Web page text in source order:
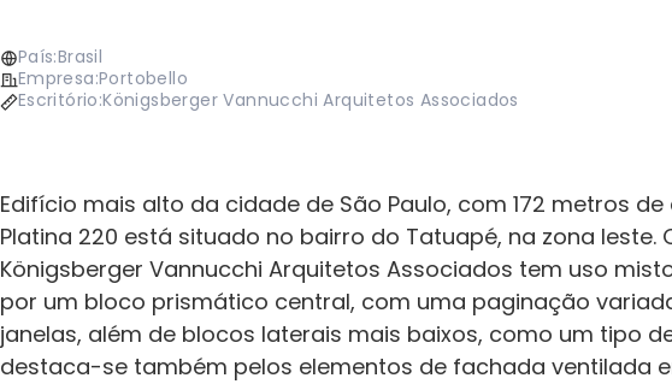
País:Brasil
Empresa:Portobello
Escritório:Königsberger Vannucchi Arquitetos Associados
Edifício mais alto da cidade de São Paulo, com 172 metros
Platina 220 está situado no bairro do Tatuapé, na zona leste.
Königsberger Vannucchi Arquitetos Associados tem uso
por um bloco prismático central, com uma paginação
janelas, além de blocos laterais mais baixos, como um tipo
destaca-se também pelos elementos de fachada ventilada